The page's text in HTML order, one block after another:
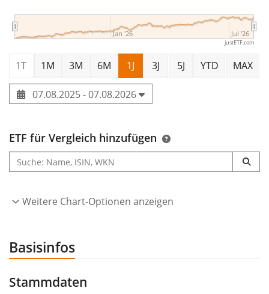
Jan '26 Jul '26
justETF.com
1T 1M 3M 6M 1J 3J 5J YTD MAX
07.08.2025 - 07.08.2026
ETF für Vergleich hinzufügen
Weitere Chart-Optionen anzeigen
Basisinfos
Stammdaten